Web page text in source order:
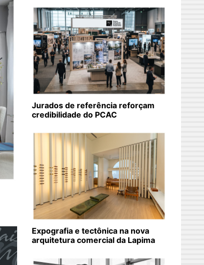
Jurados de referência reforçam
credibilidade do PCAC
Expografia e tectônica na nova
arquitetura comercial da Lapima